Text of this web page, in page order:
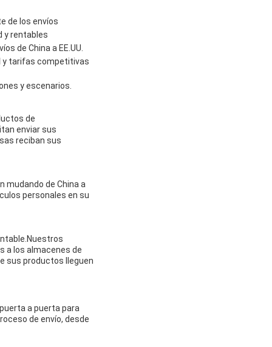
de los envíos
y rentables
de China a EE.UU.
y tarifas competitivas
y escenarios.
de
enviar sus
reciban sus
de China a
personales en su
a los almacenes de
sus productos lleguen
a puerta para
de envío, desde